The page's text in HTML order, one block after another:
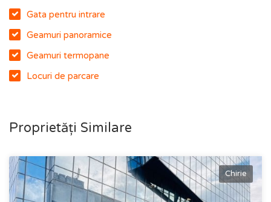
Gata pentru intrare
Geamuri panoramice
Geamuri termopane
Locuri de parcare
Proprietăți Similare
Chirie